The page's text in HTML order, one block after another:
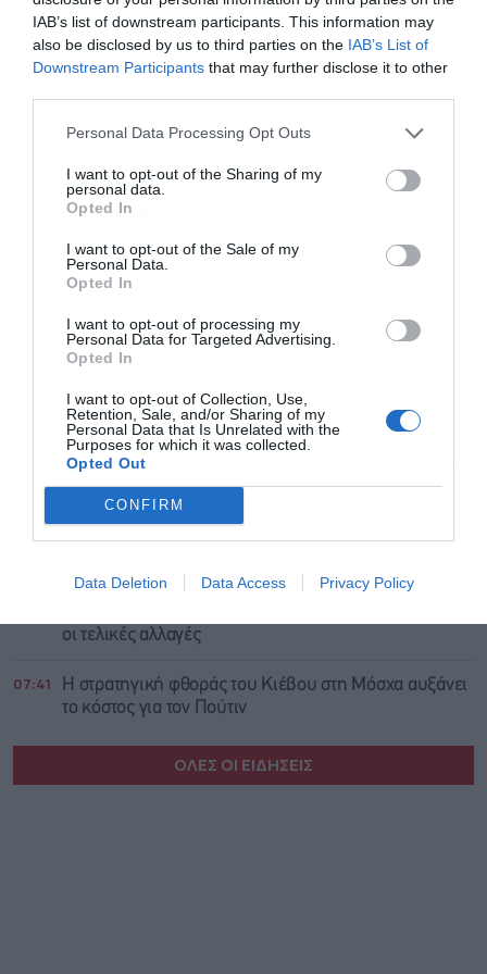
IAB’s list of downstream participants. This information may
also be disclosed by us to third parties on the IAB’s List of
Downstream Participants that may further disclose it to other
Personal Data Processing Opt Outs
I want to opt-out of the Sharing of my
personal data.
Opted In
I want to opt-out of the Sale of my
Personal Data.
Opted In
I want to opt-out of processing my
Personal Data for Targeted Advertising.
Opted In
I want to opt-out of Collection, Use,
Retention, Sale, and/or Sharing of my
Personal Data that Is Unrelated with the
Purposes for which it was collected.
Opted Out
CONFIRM
Data Deletion Data Access Privacy Policy
ΡΟΗ ΕΙΔΗΣΕΩΝ
Φωτιά τώρα στον Κουβαρά Αττικής, σηκώθηκαν
εναέρια μέσα
Ανασφάλιστα ΙΧ: Από κόσκινο με AI οι ενστάσεις
Ευρωζώνη: Αναβαθμίζεται η πρόβλεψη για ανάπτυξη
το 2026
Φωτιές: Σε κόκκινο συναγερμό η Αττική και 6 ακόμη
περιφέρειες
07:52 Ιράν: Οι ΗΠΑ να δεχθούν όλους τους όρους μας για
οι τελικές αλλαγές
07:41
Η στρατηγική φθοράς του Κιέβου στη Μόσχα αυξάνει
το κόστος για τον Πούτιν
ΟΛΕΣ ΟΙ ΕΙΔΗΣΕΙΣ